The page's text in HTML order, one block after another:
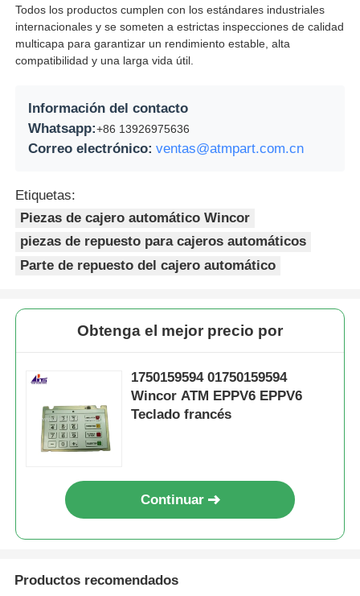
Todos los productos cumplen con los estándares industriales
internacionales y se someten a estrictas inspecciones de calidad
multicapa para garantizar un rendimiento estable, alta
compatibilidad y una larga vida útil.
Información del contacto
Whatsapp:+86 13926975636
Correo electrónico: ventas@atmpart.com.cn
Etiquetas:
Piezas de cajero automático Wincor
piezas de repuesto para cajeros automáticos
Parte de repuesto del cajero automático
Obtenga el mejor precio por
1750159594 01750159594
Wincor ATM EPPV6 EPPV6
Teclado francés
Continuar
Productos recomendados